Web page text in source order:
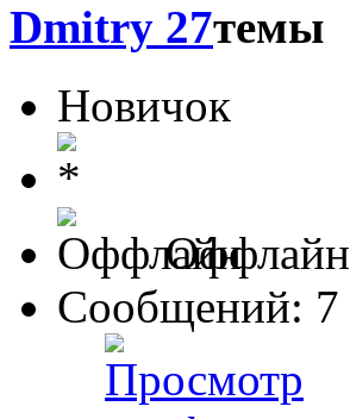
Dmitry 27
Новичок
Оффлайн
Сообщений: 7